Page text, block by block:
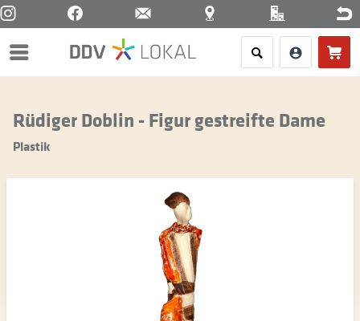
Menü
Rüdiger Doblin - Figur gestreifte Dame
Plastik